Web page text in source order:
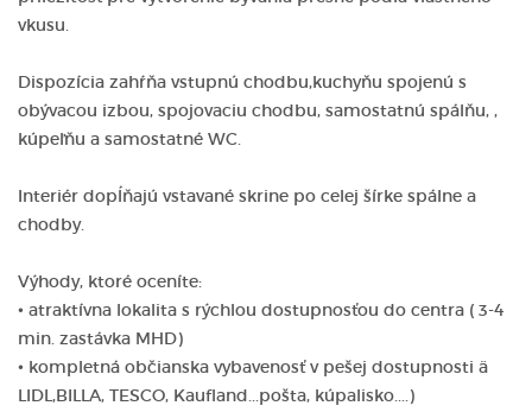
vkusu.
Dispozícia zahŕňa vstupnú chodbu,kuchyňu spojenú s
obývacou izbou, spojovaciu chodbu, samostatnú spálňu, ,
kúpeľňu a samostatné WC.
Interiér dopĺňajú vstavané skrine po celej šírke spálne a
chodby.
Výhody, ktoré oceníte:
• atraktívna lokalita s rýchlou dostupnosťou do centra ( 3-4
min. zastávka MHD)
• kompletná občianska vybavenosť v pešej dostupnosti ä
LIDL,BILLA, TESCO, Kaufland...pošta, kúpalisko....)